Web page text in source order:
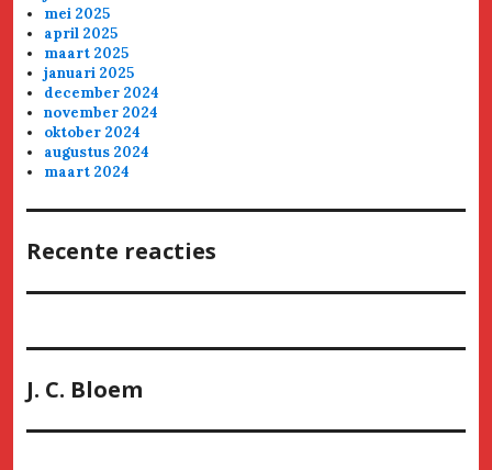
mei 2025
april 2025
maart 2025
januari 2025
december 2024
november 2024
oktober 2024
augustus 2024
maart 2024
Recente reacties
J. C. Bloem